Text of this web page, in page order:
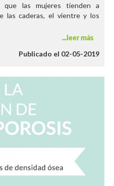
que las mujeres tienden a
las caderas, el vientre y los
leer más
Publicado el 02-05-2019